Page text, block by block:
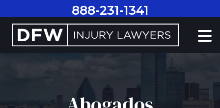
al
contenido
888-231-1341